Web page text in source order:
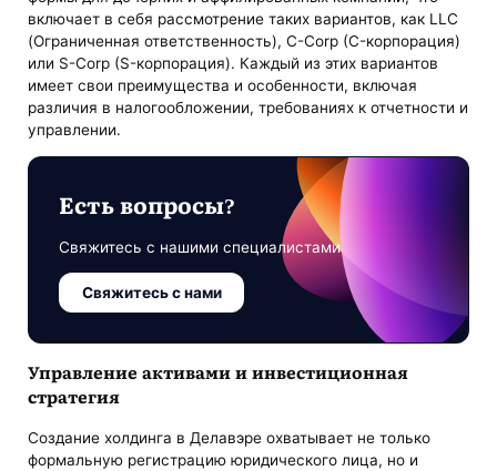
включает в себя рассмотрение таких вариантов, как LLC
(Ограниченная ответственность), C-Corp (C-корпорация)
или S-Corp (S-корпорация). Каждый из этих вариантов
имеет свои преимущества и особенности, включая
различия в налогообложении, требованиях к отчетности и
управлении.
Есть вопросы?
Свяжитесь с нашими специалистами
Свяжитесь с нами
Управление активами и инвестиционная
стратегия
Создание холдинга в Делавэре охватывает не только
формальную регистрацию юридического лица, но и